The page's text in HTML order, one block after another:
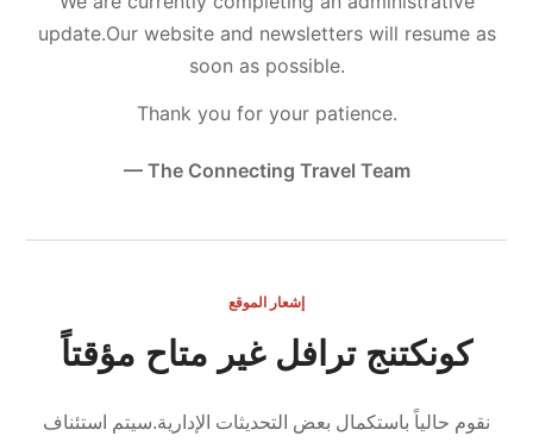
update.Our website and newsletters will resume as
soon as possible.
Thank you for your patience.
— The Connecting Travel Team
إشعار الموقع
كونكتنج ترافل غير متاح مؤقتاً
نقوم حالياً باستكمال بعض التحديثات الإدارية.سيتم استئناف